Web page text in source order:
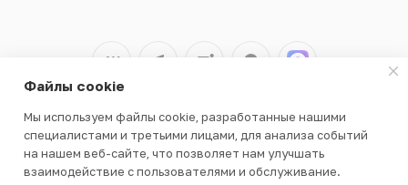
2026 © ООО «ВЕНДГАМ» © 2000-2025
Файлы cookie
Мы используем файлы cookie, разработанные нашими
специалистами и третьими лицами, для анализа событий
на нашем веб-сайте, что позволяет нам улучшать
взаимодействие с пользователями и обслуживание.